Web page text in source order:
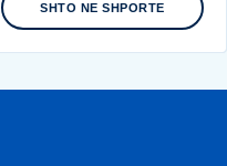
SHTO NE SHPORTE